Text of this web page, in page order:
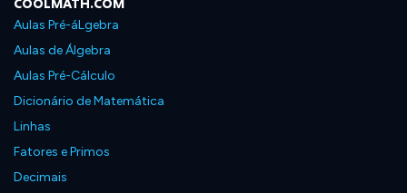
COOLMATH.COM
Aulas Pré-áLgebra
Aulas de Álgebra
Aulas Pré-Cálculo
Dicionário de Matemática
Linhas
Fatores e Primos
Decimais